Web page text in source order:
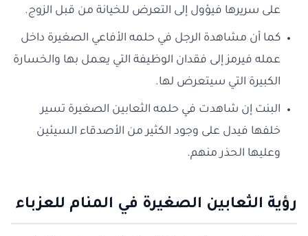
على سريرها فيؤول إلى التعرض للخيانة من قبل الزوج.
كما أن مشاهدة الرجل في حلمه الأفاعي الصغيرة داخل
عمله فيرمز إلى فقدان الوظيفة التي يعمل بها والخسارة
الكبيرة التي سيتعرض لها.
البنت إن شاهدت في حلمه الثعابين الصغيرة تسير
خلفها فيدل على وجود الكثير من الأصدقاء السيئين
وعليها الحذر منهم.
رؤية الثعابين الصغيرة في المنام للعزباء